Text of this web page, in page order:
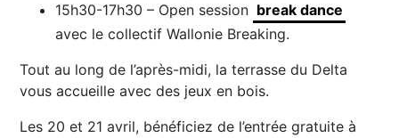
15h30-17h30 – Open session break dance
avec le collectif Wallonie Breaking.
Tout au long de l’après-midi, la terrasse du Delta
vous accueille avec des jeux en bois.
Les 20 et 21 avril, bénéficiez de l’entrée gratuite à